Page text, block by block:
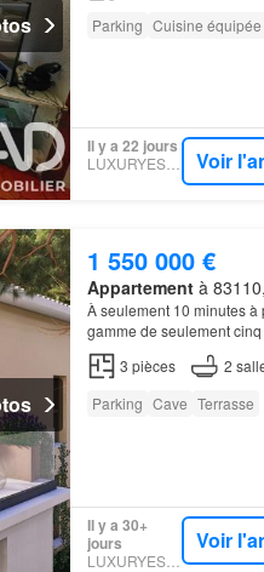
Parking Cuisine équipée
Il y a 22 jours
LUXURYESTATE Voir
1 550 000 €
Appartementà
À seulement 10 minutes
gamme de seulement cinq
séjour de 72,67 m²
3 pièces 2
Parking Cave Terrasse
Il y a 30+
jours
LUXURYESTATE
Voir